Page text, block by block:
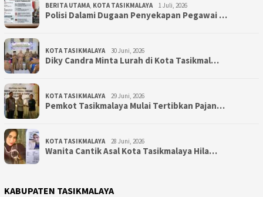
BERITA UTAMA KOTA TASIKMALAYA 1 Juli, 2026
Polisi Dalami Dugaan Penyekapan Pegawai …
KOTA TASIKMALAYA 30 Juni, 2026
Diky Candra Minta Lurah di Kota Tasikmal…
KOTA TASIKMALAYA 29 Juni, 2026
Pemkot Tasikmalaya Mulai Tertibkan Pajan…
KOTA TASIKMALAYA 28 Juni, 2026
Wanita Cantik Asal Kota Tasikmalaya Hila…
KABUPATEN TASIKMALAYA